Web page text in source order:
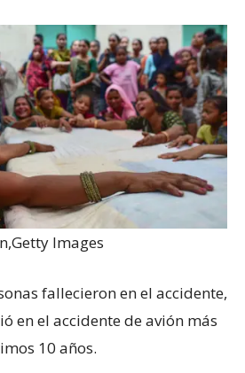
Getty Images
fallecieron en el accidente,
en el accidente de avión más
10 años.